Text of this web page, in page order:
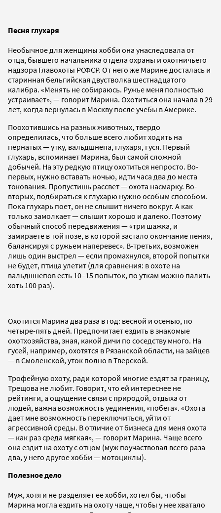
Песня глухаря
Необычное для женщины хобби она унаследовала от
отца, бывшего начальника отдела охраны и охотничьего
надзора Главохоты РСФСР. От него же Марине досталась и
старинная бельгийская двустволка шестнадцатого
калибра. «Менять не собираюсь. Ружье меня полностью
устраивает», — говорит Марина. Охотиться она начала в 29
лет, когда вернулась в Москву после учебы в Америке.
Поохотившись на разных животных, твердо
определилась, что больше всего любит ходить на
пернатых — утку, вальдшнепа, глухаря, гуся. Первый
глухарь, вспоминает Марина, был самой сложной
добычей. На эту редкую птицу охотиться непросто. Во-
первых, нужно вставать ночью, идти часа два до места
токования. Пропустишь рассвет — охота насмарку. Во-
вторых, подбираться к глухарю нужно особым способом.
Пока глухарь поет, он не слышит ничего вокруг. А как
только замолкает — слышит хорошо и далеко. Поэтому
обычный способ передвижения — «три шажка, и
замираете в той позе, в которой застало окончание пения,
балансируя с ружьем наперевес». В-третьих, возможен
лишь один выстрел — если промахнулся, второй попытки
не будет, птица улетит (для сравнения: в охоте на
вальдшнепов есть 10–15 попыток, по уткам можно палить
хоть 100 раз).
Охотится Марина два раза в год: весной и осенью, по
четыре-пять дней. Предпочитает ездить в знакомые
охотхозяйства, зная, какой дичи по соседству много. На
гусей, например, охотятся в Рязанской области, на зайцев
— в Смоленской, уток полно в Тверской.
Трофейную охоту, ради которой многие ездят за границу,
Трещова не любит. Говорит, что ей интереснее не
рейтинги, а ощущение связи с природой, отдыха от
людей, важна возможность уединения, «побега». «Охота
дает мне возможность переключиться, уйти от
агрессивной среды. В отличие от бизнеса для меня охота
— как раз среда мягкая», — говорит Марина. Чаще всего
она ездит на охоту с отцом (муж поучаствовал всего раза
два, у него другое хобби — мотоциклы).
Полезное дело
Муж, хотя и не разделяет ее хобби, хотел бы, чтобы
Марина могла ездить на охоту чаще, чтобы у нее хватало